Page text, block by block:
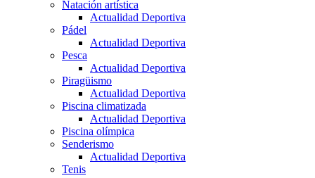
Natación artística
Actualidad Deportiva
Pádel
Actualidad Deportiva
Pesca
Actualidad Deportiva
Piragüismo
Actualidad Deportiva
Piscina climatizada
Actualidad Deportiva
Piscina olímpica
Senderismo
Actualidad Deportiva
Tenis